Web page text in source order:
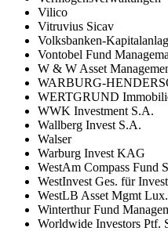
Vilico
Vitruvius Sicav
Volksbanken-
Vontobel Fund
W & W Asset
WARBURG-
WERTGRUND
WWK Investment S.A.
Wallberg Invest S.A.
Walser
Warburg Invest KAG
WestAm Compass Fund
WestInvest Ges. für
WestLB Asset Mgmt
Winterthur Fund
Worldwide Investors Ptf.